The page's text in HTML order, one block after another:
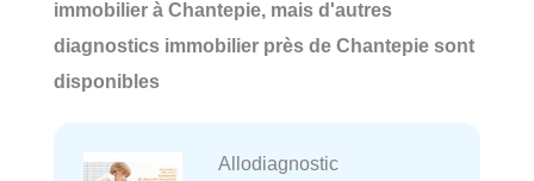
immobilier à Chantepie, mais d'autres
diagnostics immobilier près de Chantepie sont
disponibles
Allodiagnostic